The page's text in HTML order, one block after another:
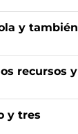
y también
recursos y
y tres